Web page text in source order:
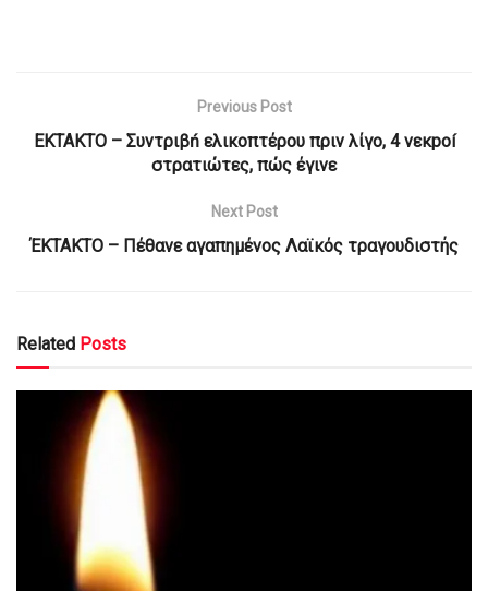
Previous Post
ΕΚΤΑΚΤO – Συντριβń ελικοπτέρου πριν λίγο, 4 νεκpoí
στρατιώτες, πώς έγινε
Next Post
ΈΚΤΑΚΤΟ – Πέθανε αγαπημένος Λαϊκός τραγουδιστής
Related Posts